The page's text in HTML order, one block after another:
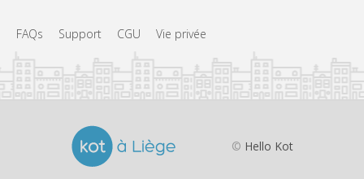
FAQs Support CGU Vie privée
© Hello Kot